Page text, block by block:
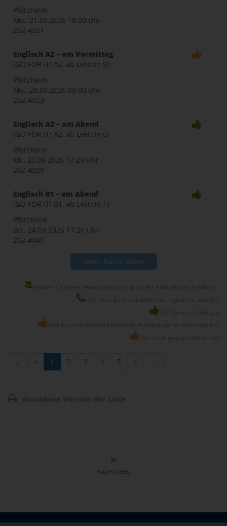
Pforzheim
Mo., 21.09.2026 18:00 Uhr
262-4021
Englisch A2 – am Vormittag
(GO FOR IT! A2, ab Lektion 9)
Pforzheim
Mo., 28.09.2026 09:00 Uhr
262-4023
Englisch A2 – am Abend
(GO FOR IT! A2, ab Lektion 6)
Pforzheim
Mi., 23.09.2026 17:20 Uhr
262-4029
Englisch B1 – am Abend
(GO FOR IT! B1, ab Lektion 1)
Pforzheim
Do., 24.09.2026 17:20 Uhr
262-4040
mehr Kurse laden
← « 1 2 3 4 5 » →
NACH OBEN